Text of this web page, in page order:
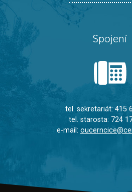
Spojení
tel. sekretariát: 415
tel. starosta: 724
e-mail: